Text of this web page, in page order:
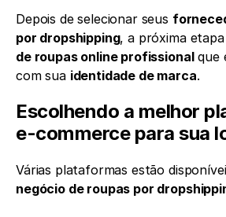
Depois de selecionar seus
por dropshipping, a próxima
de roupas online profissional que
com sua identidade de marca.
Escolhendo a melhor
e-commerce para sua
negócio de roupas por